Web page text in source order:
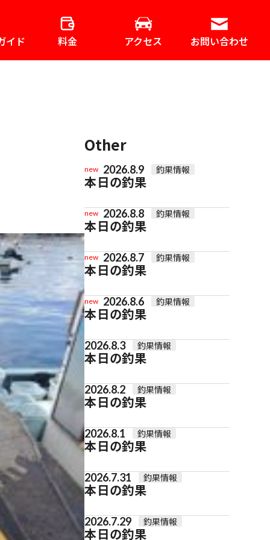
イド 料金 アクセス お問い合わせ
Other
new 2026.8.9 釣果情報
本日の釣果
new 2026.8.8 釣果情報
本日の釣果
new 2026.8.7 釣果情報
本日の釣果
new 2026.8.6 釣果情報
本日の釣果
2026.8.3 釣果情報
本日の釣果
2026.8.2 釣果情報
本日の釣果
2026.8.1 釣果情報
本日の釣果
2026.7.31 釣果情報
本日の釣果
2026.7.29 釣果情報
本日の釣果